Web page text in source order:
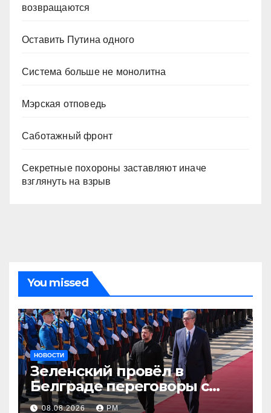
возвращаются
Оставить Путина одного
Система больше не монолитна
Мэрская отповедь
Саботажный фронт
Секретные похороны заставляют иначе
взглянуть на взрыв
You missed
НОВОСТИ
Зеленский провёл в
Белграде переговоры с
Вучичем
08.08.2026 РМ